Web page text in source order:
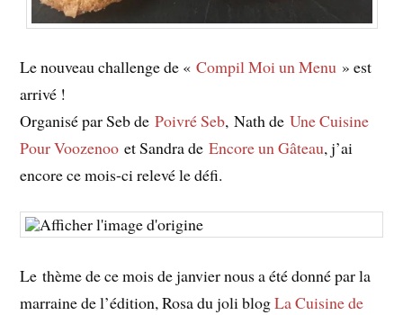
Le nouveau challenge de «Compil Moi un Menu » est
arrivé !
Organisé par Seb dePoivré Seb, Nath deUne Cuisine
Pour Voozenoo et Sandra deEncore un Gâteau, j’ai
encore ce mois-ci relevé le défi.
Le thème de ce mois de janvier nous a été donné par la
marraine de l’édition, Rosa du joli blogLa Cuisine de